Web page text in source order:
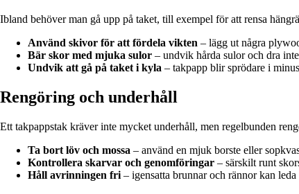
Ibland behöver man gå upp på taket, till exempel för att rensa
Använd skivor för att fördela vikten – lägg ut några
Bär skor med mjuka sulor – undvik hårda sulor och dra
Undvik att gå på taket i kyla – takpapp blir sprödare i
Rengöring och underhåll
Ett takpappstak kräver inte mycket underhåll, men regelbunden
Ta bort löv och mossa – använd en mjuk borste eller
Kontrollera skarvar och genomföringar – särskilt runt
Håll avrinningen fri – igensatta brunnar och rännor kan